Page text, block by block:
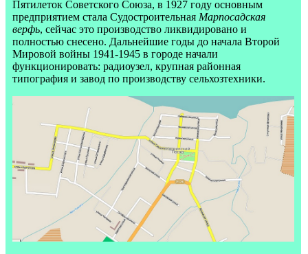
Пятилеток Советского Союза, в 1927 году основным
предприятием стала Судостроительная Марпосадская
верфь, сейчас это производство ликвидировано и
полностью снесено. Дальнейшие годы до начала Второй
Мировой войны 1941-1945 в городе начали
функционировать: радиоузел, крупная районная
типография и завод по производству сельхозтехники.